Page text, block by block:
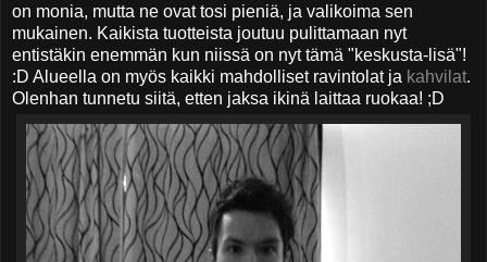
on monia, mutta ne ovat tosi pieniä, ja valikoima sen
mukainen. Kaikista tuotteista joutuu pulittamaan nyt
entistäkin enemmän kun niissä on nyt tämä "keskusta-lisä"!
:D Alueella on myös kaikki mahdolliset ravintolat ja kahvilat.
Olenhan tunnetu siitä, etten jaksa ikinä laittaa ruokaa! ;D